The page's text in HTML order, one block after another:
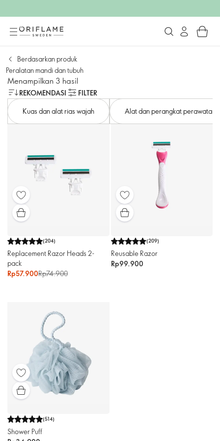
Berdasarkan produk
Peralatan mandi dan tubuh
Menampilkan 3 hasil
REKOMENDASI
FILTER
Kuas dan alat rias wajah
Alat dan perangkat perawatan
(204)
Replacement Razor Heads 2-
pack
Rp57.900Rp74.900
(209)
Reusable Razor
Rp99.900
(514)
Shower Puff